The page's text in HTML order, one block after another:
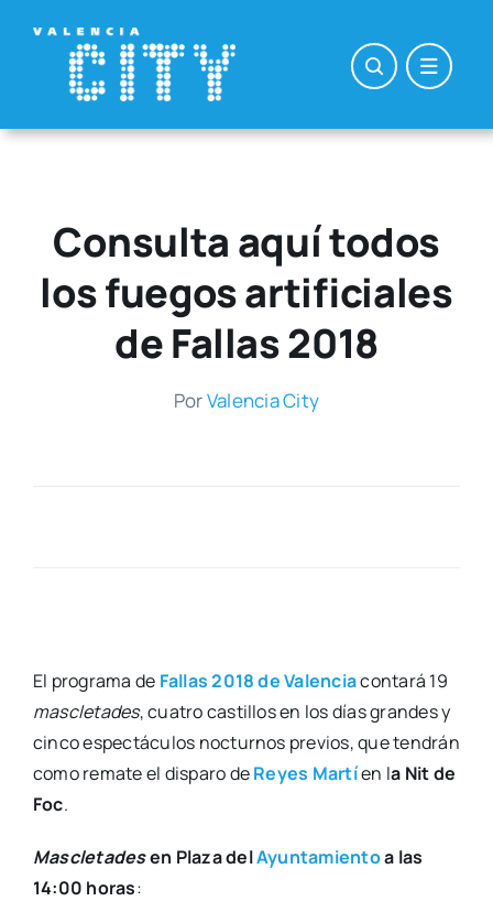
contenido
Consulta aquí todos
los fuegos artificiales
de Fallas 2018
PorValen­cia City
El pro­gra­ma de Fallas 2018 de Valen­ciacon­ta­rá 19
mas­cle­ta­des, cua­tro cas­ti­llos en los días gran­des y
cin­co espec­tácu­los noc­tur­nos pre­vios, que ten­drán
como rema­te el dis­pa­ro deReyes Mar­tíen la Nit de
Foc.
Mas­cle­ta­desen Pla­za delAyun­ta­mien­toa las
14:00 horas: